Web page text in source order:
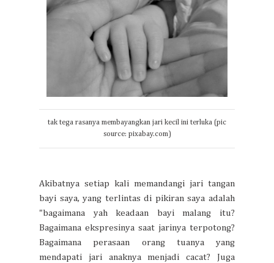
tak tega rasanya membayangkan jari kecil ini terluka (pic
source: pixabay.com)
Akibatnya setiap kali memandangi jari tangan
bayi saya, yang terlintas di pikiran saya adalah
"bagaimana yah keadaan bayi malang itu?
Bagaimana ekspresinya saat jarinya terpotong?
Bagaimana perasaan orang tuanya yang
mendapati jari anaknya menjadi cacat? Juga